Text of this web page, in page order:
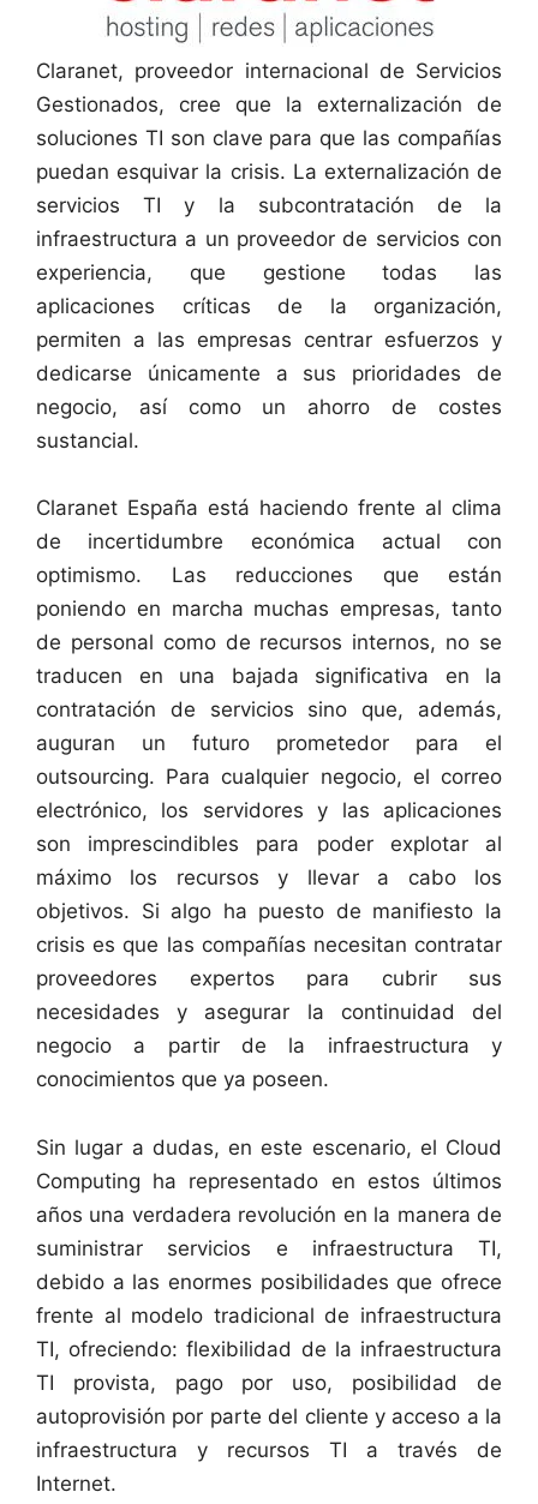
Claranet, proveedor internacional de Servicios
Gestionados, cree que la externalización de
soluciones TI son clave para que las compañías
puedan esquivar la crisis. La externalización de
servicios TI y la subcontratación de la
infraestructura a un proveedor de servicios con
experiencia, que gestione todas las
aplicaciones críticas de la organización,
permiten a las empresas centrar esfuerzos y
dedicarse únicamente a sus prioridades de
negocio, así como un ahorro de costes
sustancial.
Claranet España está haciendo frente al clima
de incertidumbre económica actual con
optimismo. Las reducciones que están
poniendo en marcha muchas empresas, tanto
de personal como de recursos internos, no se
traducen en una bajada significativa en la
contratación de servicios sino que, además,
auguran un futuro prometedor para el
outsourcing. Para cualquier negocio, el correo
electrónico, los servidores y las aplicaciones
son imprescindibles para poder explotar al
máximo los recursos y llevar a cabo los
objetivos. Si algo ha puesto de manifiesto la
crisis es que las compañías necesitan contratar
proveedores expertos para cubrir sus
necesidades y asegurar la continuidad del
negocio a partir de la infraestructura y
conocimientos que ya poseen.
Sin lugar a dudas, en este escenario, el Cloud
Computing ha representado en estos últimos
años una verdadera revolución en la manera de
suministrar servicios e infraestructura TI,
debido a las enormes posibilidades que ofrece
frente al modelo tradicional de infraestructura
TI, ofreciendo: flexibilidad de la infraestructura
TI provista, pago por uso, posibilidad de
autoprovisión por parte del cliente y acceso a la
infraestructura y recursos TI a través de
Internet.